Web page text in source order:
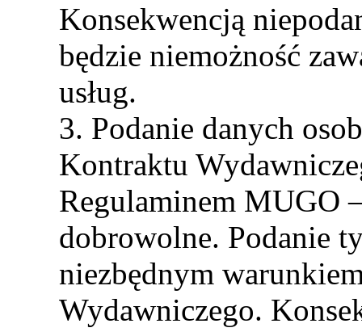
Konsekwencją
będzie niemożność
usług.
3. Podanie danych
Kontraktu
Regulaminem MUGO
dobrowolne. Podanie
niezbędnym
Wydawniczego.